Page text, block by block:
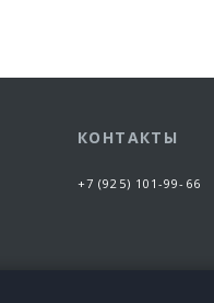
КОНТАКТЫ
+7 (925) 101-99-66